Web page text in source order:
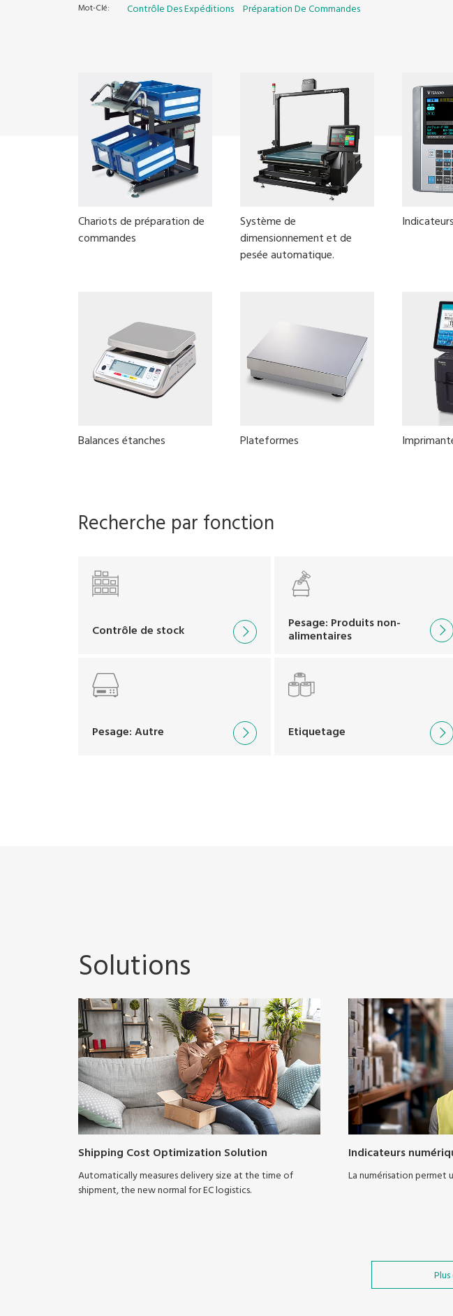
Mot-Clé: Contrôle Des Expéditions Préparation De Commandes
Chariots de préparation de
commandes
Système de
dimensionnement et de
pesée automatique.
Balances étanches Plateformes
Recherche par fonction
Contrôle de stock Pesage: Produits non-
alimentaires
Pesage: Autre Etiquetage
Solutions
Shipping Cost Optimization Solution
Automatically measures delivery size at the time of
shipment, the new normal for EC logistics.
Indicateurs
La numérisation permet